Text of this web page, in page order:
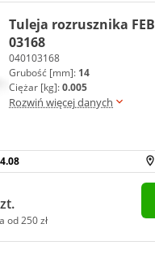
Tuleja rozrusznika
03168
040103168
Grubość [mm]: 14
Ciężar [kg]:0.005
Rozwiń więcej danych
od 250 zł